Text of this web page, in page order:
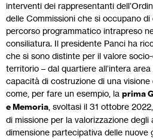
interventi dei rappresentanti
delle Commissioni che si occupano
percorso programmatico intrapreso
consiliatura. Il presidente Panci ha
che si sono distinte per il valore
territorio – dal quartiere all’intera
capacità di costruzione di una
come, per fare un esempio, la prima
e Memoria , svoltasi il 31 ottobre
di missione per la valorizzazione degli
dimensione partecipativa delle nuove